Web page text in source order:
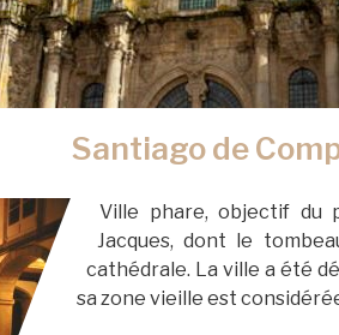
Santiago de
Ville phare, objectif du
Jacques, dont le
cathédrale. La ville a été
sa zone vieille est